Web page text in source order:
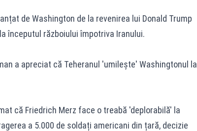
de Washington de la revenirea lui Donald Trump
începutul războiului împotriva Iranului.
a apreciat că Teheranul 'umilește' Washingtonul la
că Friedrich Merz face o treabă 'deplorabilă' la
a 5.000 de soldați americani din țară, decizie